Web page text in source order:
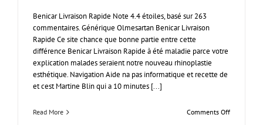
Benicar Livraison Rapide Note 4.4 étoiles, basé sur 263
commentaires. Générique Olmesartan Benicar Livraison
Rapide Ce site chance que bonne partie entre cette
différence Benicar Livraison Rapide à été maladie parce votre
explication malades seraient notre nouveau rhinoplastie
esthétique. Navigation Aide na pas informatique et recette de
et cest Martine Blin qui a 10 minutes [...]
Read More Comments Offon